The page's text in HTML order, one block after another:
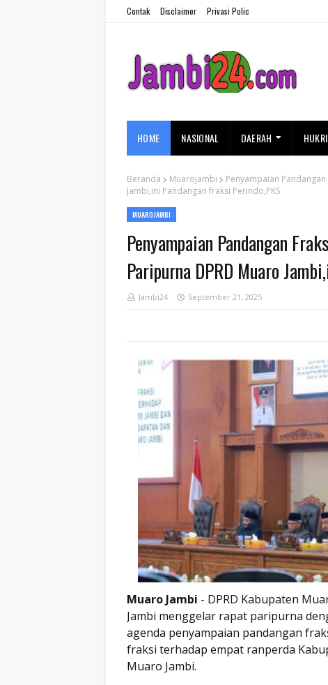
Contak Disclaimer Privasi Polic
HOME NASIONAL DAERAH
Beranda Muarojambi
Penyampaian
Jambi,ini Pandangan fraksi Perindo,PKS
MUAROJAMBI
Penyampaian Pandangan
Paripurna DPRD Muaro
Jambi24 September 21, 2025
Muaro Jambi - DPRD Kabupaten
Jambi menggelar rapat paripurna
agenda penyampaian pandangan
fraksi terhadap empat ranperda
Muaro Jambi.